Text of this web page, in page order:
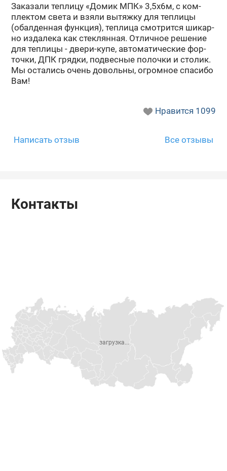
За­ка­за­ли теп­ли­цу «Домик МПК» 3,5х6м, с ком­
плек­том света и взяли вы­тяж­ку для теп­ли­цы
(обал­ден­ная функ­ция), теп­ли­ца смот­рит­ся ши­кар­
но из­да­ле­ка как стек­лян­ная. От­лич­ное ре­ше­ние
для теп­ли­цы - двери-​купе, ав­то­ма­ти­че­ские фор­
точ­ки, ДПК гряд­ки, под­вес­ные по­лоч­ки и сто­лик.
Мы оста­лись очень до­воль­ны, огром­ное спа­си­бо
Вам!
Нравится 1099
Написать отзыв Все отзывы
Контакты
загрузка...